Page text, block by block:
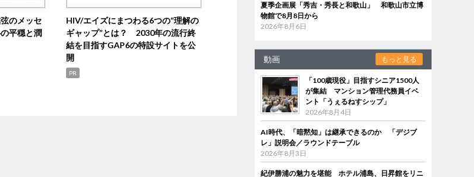
のメッセ
平穏と潤
HIV/エイズにまつわる6つの“理解の
ギャップ”とは？ 2030年の流行終
結を目指すGAP6の特設サイトを公
開
PR
夏季企画展「秀吉・秀長と和歌山」 和歌山市立博
物館で8月8日から
2026年8月6日
動画 もっと見る
「100歳現役」目指すシニア1500人
が集結 マンション管理代務員イベ
ント「うぇるねすシップ」
2026年8月4日
AI時代、「暗黙知」は継承できるのか 「デジブ
レ」説明会／ラウンドテーブル
2026年8月3日
紀伊勝浦の魅力を堪能 ホテル浦島、日昇館をリニ